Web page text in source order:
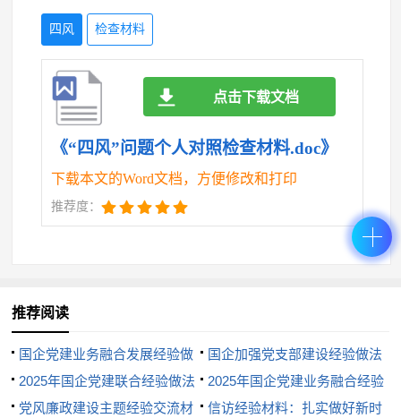
（二）深入基层调研，了解真实情况
我将把深入基层调研作为改进工作作风的重要措
施，切实加强对基层工作的了解和掌握。通过深入基
层、深入群众，广泛听取各方面的意见和建议，了解
基层工作的实际情况和存在的问题，为制定更加科学
合理的决策和部署提供更加准确的信息和依据。同
时，加强对基层工作的指导和支持，推动基层工作的
我将把精简文山会海作为提高工作效率的重要措
四风 检查材料
《“四风”问题个人对照检查材料.doc》
下载本文的Word文档，方便修改和打印
推荐度：
点击下载文档
推荐阅读
国企党建业务融合发展经验做
法
国企加强党支部建设经验做法
2025年国企党建联合经验做法
2025年国企党建业务融合经验
做法
党风廉政建设主题经验交流材 信访经验材料：扎实做好新时